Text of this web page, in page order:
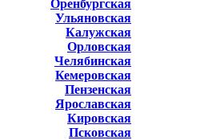
Оренбургская
Ульяновская
Калужская
Орловская
Челябинская
Кемеровская
Пензенская
Ярославская
Кировская
Псковская